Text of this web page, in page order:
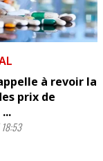
à revoir la
prix de